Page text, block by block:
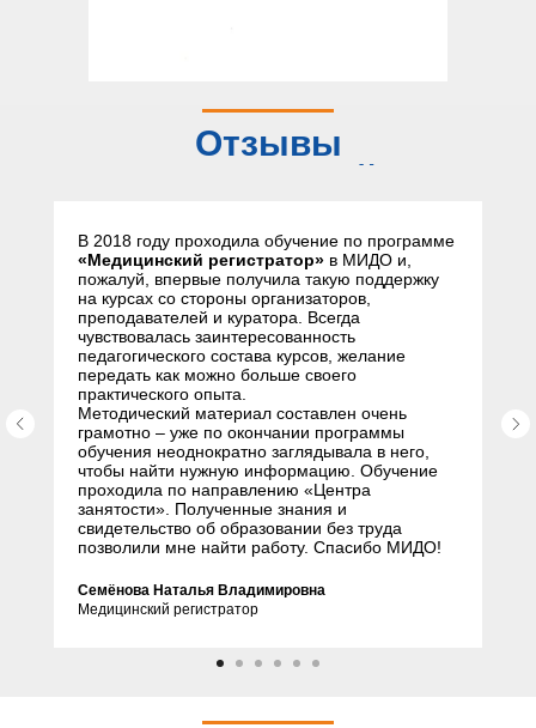
Отзывы
слушателей
В 2018 году проходила обучение по программе
«Медицинский регистратор» в МИДО и,
пожалуй, впервые получила такую поддержку
на курсах со стороны организаторов,
преподавателей и куратора. Всегда
чувствовалась заинтересованность
педагогического состава курсов, желание
передать как можно больше своего
практического опыта.
Методический материал составлен очень
грамотно – уже по окончании программы
обучения неоднократно заглядывала в него,
чтобы найти нужную информацию. Обучение
проходила по направлению «Центра
занятости». Полученные знания и
свидетельство об образовании без труда
позволили мне найти работу. Спасибо МИДО!
Семёнова Наталья Владимировна
Медицинский регистратор